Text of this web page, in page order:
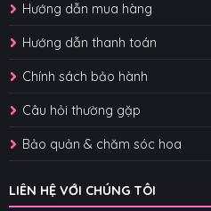
Hướng dẫn mua hàng
Hướng dẫn thanh toán
Chính sách bảo hành
Câu hỏi thường gặp
Bảo quản & chăm sóc hoa
LIÊN HỆ VỚI CHÚNG TÔI